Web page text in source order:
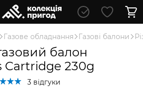
Газове обладнання Газові балони
балон
Cartridge 230g
3 відгуки